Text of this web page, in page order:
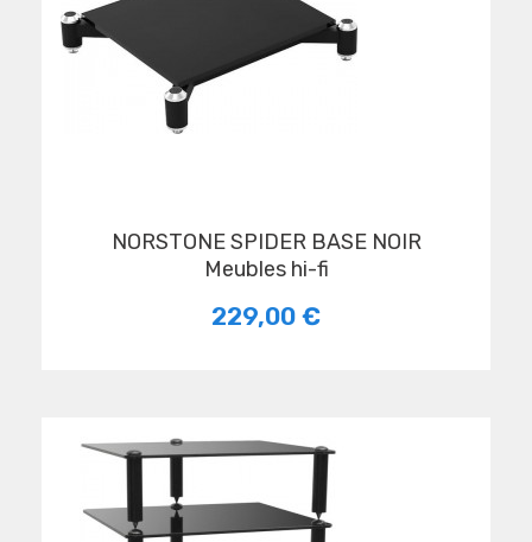
NORSTONE SPIDER BASE NOIR
Meubles hi-fi
229,00 €